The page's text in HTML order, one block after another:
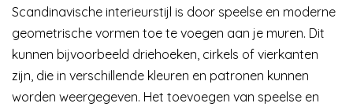
Scandinavische interieurstijl is door speelse en moderne
geometrische vormen toe te voegen aan je muren. Dit
kunnen bijvoorbeeld driehoeken, cirkels of vierkanten
zijn, die in verschillende kleuren en patronen kunnen
worden weergegeven. Het toevoegen van speelse en